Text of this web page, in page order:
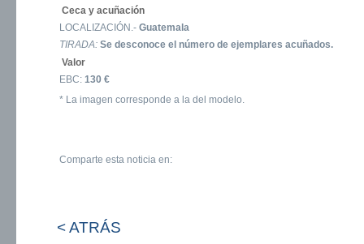
Ceca y acuñación
LOCALIZACIÓN.- Guatemala
TIRADA: Se desconoce el número de ejemplares acuñados.
Valor
EBC: 130 €
* La imagen corresponde a la del modelo.
Comparte esta noticia en:
< ATRÁS